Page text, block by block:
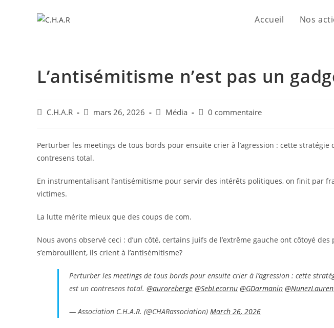
Accueil Nos
L’antisémitisme n’est pas un
C.H.A.R mars 26, 2026 Média 0 commentaire
Perturber les meetings de tous bords pour ensuite crier à l’agression : cette
contresens total.
En instrumentalisant l’antisémitisme pour servir des intérêts politiques, on finit par
victimes.
La lutte mérite mieux que des coups de com.
Nous avons observé ceci : d’un côté, certains juifs de l’extrême gauche ont côtoyé
s’embrouillent, ils crient à l’antisémitisme?
Perturber les meetings de tous bords pour ensuite crier à l’agression : cette
est un contresens total. @auroreberge @SebLecornu @GDarmanin
— Association C.H.A.R. (@CHARassociation) March 26, 2026